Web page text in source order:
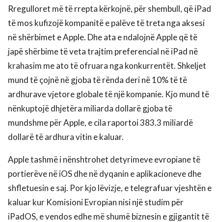
Rregulloret më të rrepta kërkojnë, për shembull, që iPad
të mos kufizojë kompanitë e palëve të treta nga aksesi
në shërbimet e Apple. Dhe ata e ndalojnë Apple që të
japë shërbime të veta trajtim preferencial në iPad në
krahasim me ato të ofruara nga konkurrentët. Shkeljet
mund të çojnë në gjoba të rënda deri në 10% të të
ardhurave vjetore globale të një kompanie. Kjo mund të
nënkuptojë dhjetëra miliarda dollarë gjoba të
mundshme për Apple, e cila raportoi 383.3 miliardë
dollarë të ardhura vitin e kaluar.
Apple tashmë i nënshtrohet detyrimeve evropiane të
portierëve në iOS dhe në dyqanin e aplikacioneve dhe
shfletuesin e saj. Por kjo lëvizje, e telegrafuar vjeshtën e
kaluar kur Komisioni Evropian nisi një studim për
iPadOS, e vendos edhe më shumë biznesin e gjigantit të